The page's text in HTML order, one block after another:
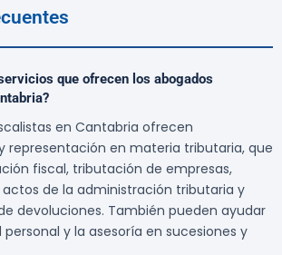
que ofrecen los abogados
en Cantabria ofrecen
representación en materia tributaria, que
fiscal, tributación de empresas,
de la administración tributaria y
devoluciones. También pueden ayudar
y la asesoría en sucesiones y